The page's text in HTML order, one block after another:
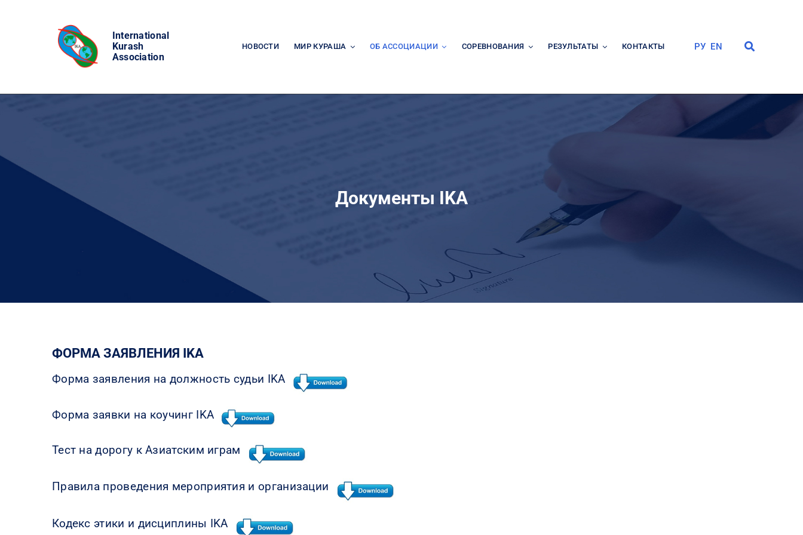
International
Kurash
Association
НОВОСТИ МИР КУРАША ОБ АССОЦИАЦИИ СОРЕВНОВАНИЯ РЕЗУЛЬТАТЫ КОНТАКТЫ РУ EN
Документы IKA
ФОРМА ЗАЯВЛЕНИЯ IKA
Форма заявления на должность судьи IKA
Форма заявки на коучинг IKA
Тест на дорогу к Азиатским играм
Правила проведения мероприятия и организации
Кодекс этики и дисциплины IKA